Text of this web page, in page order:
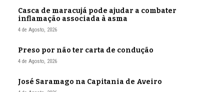
Casca de maracujá pode ajudar a combater
inflamação associada à asma
4 de Agosto, 2026
Preso por não ter carta de condução
4 de Agosto, 2026
José Saramago na Capitania de Aveiro